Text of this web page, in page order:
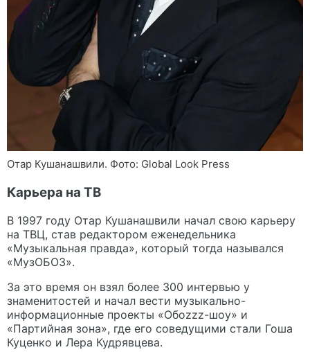
Отар Кушанашвили. Фото: Global Look Press
Карьера на ТВ
В 1997 году Отар Кушанашвили начал свою карьеру
на ТВЦ, став редактором еженедельника
«Музыкальная правда», который тогда назывался
«МузОБОЗ».
За это время он взял более 300 интервью у
знаменитостей и начал вести музыкально-
информационные проекты «Обоzzz-шоу» и
«Партийная зона», где его соведущими стали Гоша
Куценко и Лера Кудрявцева.